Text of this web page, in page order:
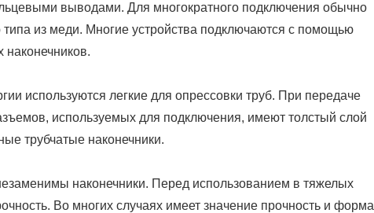
выводами. Для многократного подключения обычно
типа из меди. Многие устройства подключаются с помощью
используются легкие для опрессовки труб. При передаче
используемых для подключения, имеют толстый слой
трубчатые наконечники.
наконечники. Перед использованием в тяжелых
Во многих случаях имеет значение прочность и форма